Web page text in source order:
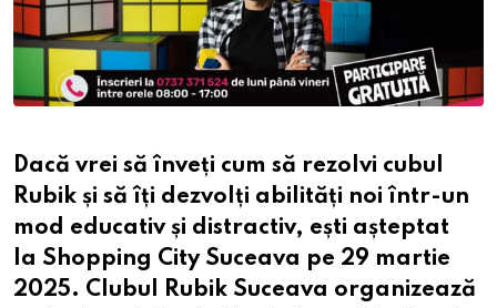
Dacă vrei să înveți cum să rezolvi cubul
Rubik și să îți dezvolți abilități noi într-un
mod educativ și distractiv, ești așteptat
la Shopping City Suceava pe 29 martie
2025. Clubul Rubik Suceava organizează